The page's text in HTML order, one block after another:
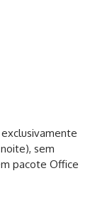
sem
pacote Office